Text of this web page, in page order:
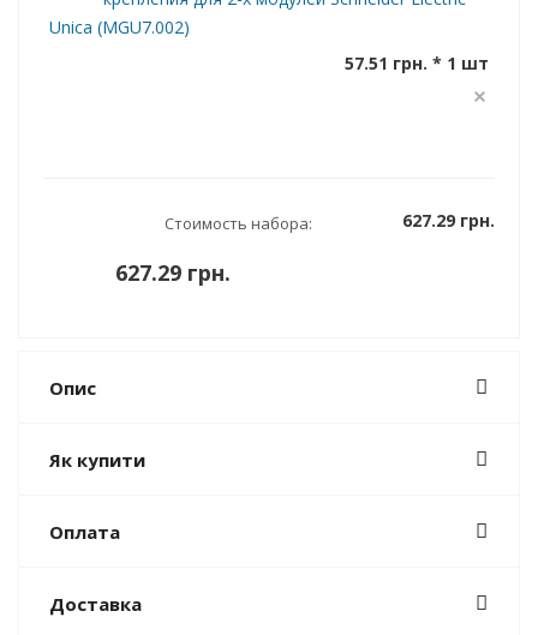
Unica (MGU7.002)
57.51 грн. * 1 шт
Стоимость набора: 627.29 грн.
627.29 грн.
Опис
Як купити
Оплата
Доставка